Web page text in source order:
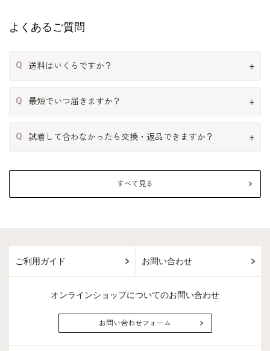
よくあるご質問
Q 送料はいくらですか？
Q 最短でいつ届きますか？
Q 試着して合わなかったら交換・返品できますか？
すべて見る
ご利用ガイド お問い合わせ
オンラインショップについてのお問い合わせ
お問い合わせフォーム